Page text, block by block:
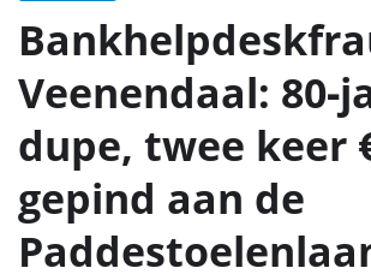
Veenendaal:
dupe, twee keer
gepind aan de